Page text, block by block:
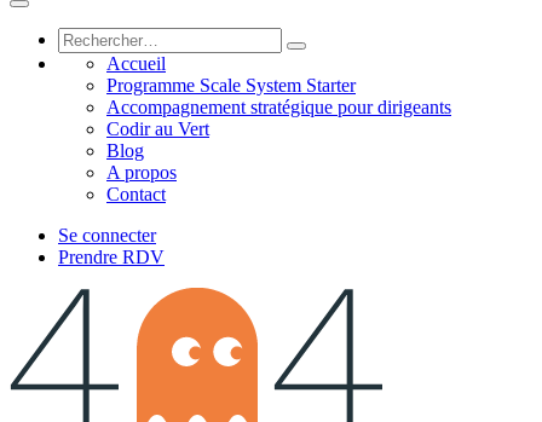
Accueil
Programme Scale System Starter
Accompagnement stratégique pour dirigeants
Codir au Vert
Blog
A propos
Contact
Se connecter
Prendre RDV